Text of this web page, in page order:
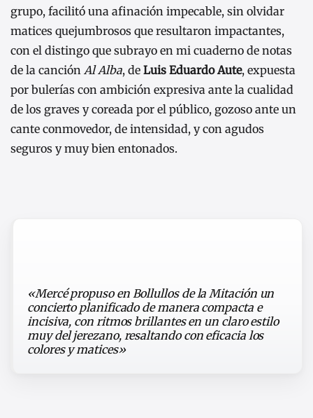
grupo, facilitó una afinación impecable, sin olvidar
matices quejumbrosos que resultaron impactantes,
con el distingo que subrayo en mi cuaderno de notas
de la canción Al Alba, de Luis Eduardo Aute, expuesta
por bulerías con ambición expresiva ante la cualidad
de los graves y coreada por el público, gozoso ante un
cante conmovedor, de intensidad, y con agudos
seguros y muy bien entonados.
«Mercé propuso en Bollullos de la Mitación un
concierto planificado de manera compacta e
incisiva, con ritmos brillantes en un claro estilo
muy del jerezano, resaltando con eficacia los
colores y matices»